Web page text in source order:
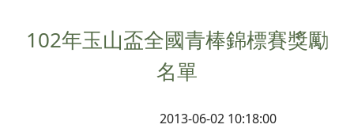
102年玉山盃全國青棒錦標賽獎勵
名單
2013-06-02 10:18:00